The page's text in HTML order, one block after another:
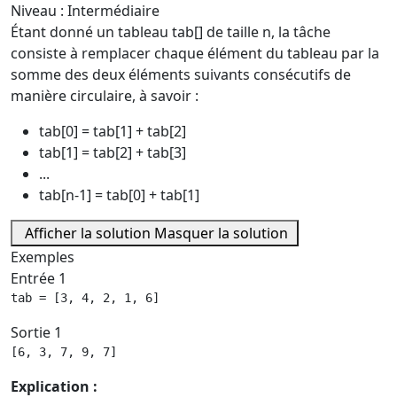
Niveau : Intermédiaire
Étant donné un tableau tab[] de taille n, la tâche
consiste à remplacer chaque élément du tableau par la
somme des deux éléments suivants consécutifs de
manière circulaire, à savoir :
tab[0] = tab[1] + tab[2]
tab[1] = tab[2] + tab[3]
...
tab[n-1] = tab[0] + tab[1]
Afficher la solution Masquer la solution
Exemples
Entrée 1
tab = [3, 4, 2, 1, 6]
Sortie 1
[6, 3, 7, 9, 7]
Explication :